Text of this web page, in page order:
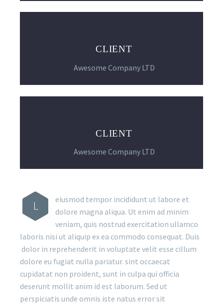
CLIENT
Awesome Company LTD
CLIENT
Awesome Company LTD
L
eiusmod tempor incididunt ut labore et
dolore magna aliqua. Ut enim ad minim
veniam, quis nostrud exercitation ullamco
laboris nisi ut aliquip ex ea commodo consequat. Duis
dolor in reprehenderit in voluptate velit esse cillum
dolore eu fugiat nulla pariatur. sint occaecat
cupidatat non proident, sunt in culpa qui officia
deserunt mollit anim id est laborum. Sed ut
perspiciatis unde omnis iste natus error sit